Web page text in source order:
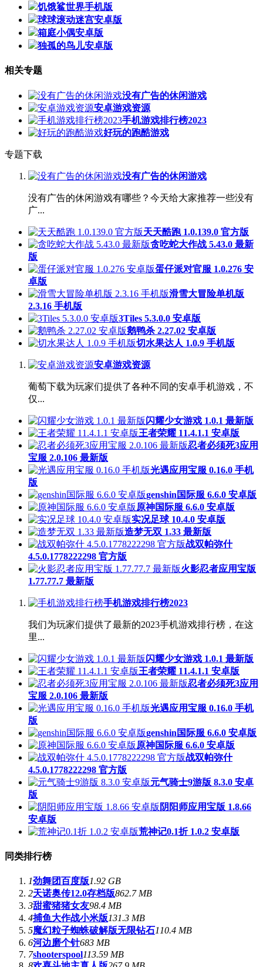
饥饿鲨世界手机版
球球滚动迷宫安卓版
箱庭小偶安卓版
独孤的鸟儿安卓版
相关专题
没有广告的休闲游戏
安卓游戏资源
手机游戏排行榜2023
好玩的跑酷游戏
专题下载
没有广告的休闲游戏
没有广告的休闲游戏有哪些？今天给大家推荐一些没有
广...
天天酷跑 1.0.139.0 官方版
贪吃蛇大作战 5.43.0 最新
版
蛋仔派对官服 1.0.276 安
卓版
滑雪大冒险单机版
2.3.16 手机版
3Tiles 5.3.0.0 安卓版
鹅鸭杀 2.27.02 安卓版
切水果达人 1.0.9 手机版
安卓游戏资源
葡萄下载为玩家们提供了各种不同的安卓手机游戏，不
仅...
闪耀少女游戏 1.0.1 最新版
王者荣耀 11.4.1.1 安卓版
忍者必须死3应用
宝服 2.0.106 最新版
光遇应用宝服 0.16.0 手机
版
genshin国际服 6.6.0 安卓版
原神国际服 6.6.0 安卓版
实况足球 10.4.0 安卓版
造梦无双 1.33 最新版
战双帕弥什
4.5.0.1778222298 官方版
火影忍者应用宝版
1.77.77.7 最新版
手机游戏排行榜2023
我们为玩家们提供了最新的2023手机游戏排行榜，在这
里...
闪耀少女游戏 1.0.1 最新版
王者荣耀 11.4.1.1 安卓版
忍者必须死3应用
宝服 2.0.106 最新版
光遇应用宝服 0.16.0 手机
版
genshin国际服 6.6.0 安卓版
原神国际服 6.6.0 安卓版
战双帕弥什
4.5.0.1778222298 官方版
元气骑士9游版 8.3.0 安卓
版
阴阳师应用宝版 1.8.66
安卓版
荒神记0.1折 1.0.2 安卓版
同类排行榜
1劲舞团百度版1.92 GB
2天诺奥传12.0存档版862.7 MB
3甜蜜猪猪女友98.4 MB
4捕鱼大作战小米版131.3 MB
5魔幻粒子蜘蛛破解版无限钻石110.4 MB
6河边磨个针683 MB
7shooterspool113.59 MB